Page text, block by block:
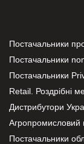
Постачальники
Постачальники
Постачальники
Retail. Роздрібні
Дистрибутори
Агропромисловий
Постачальники